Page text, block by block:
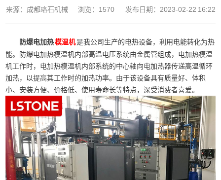
来源：成都珞石机械 浏览：1570 发布日期：2023-02-22 16:22
防爆电加热模温机是我公司生产的电热设备，利用电能转化为热
能。防爆电加热模温机内部高温电压系统由金属管组成，电加热模温
机工作时，电加热模温机内部系统的中心轴向电加热器传递高温循环
加热，以提高其工作时的加热功率。由于该设备具有质量好、体积
小、安装方便、价格低、使用寿命长等特点，深受消费者喜爱。